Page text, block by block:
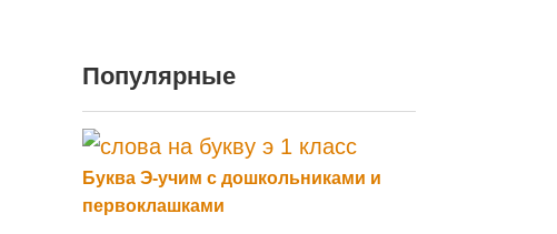
Популярные
Буква Э-учим с дошкольниками и
первоклашками